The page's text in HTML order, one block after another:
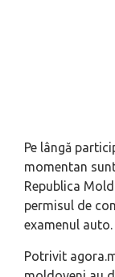
Pe lângă
momentan
Republica
permisul de
examenul auto.
Potrivit